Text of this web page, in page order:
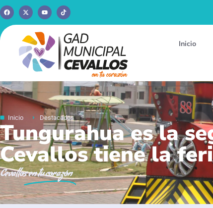
Inicio
Inicio Destacados
Tungurahua es la
Cevallos tiene la
Cevallosen tu corazón